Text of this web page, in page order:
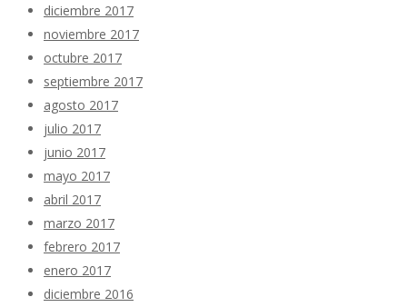
diciembre 2017
noviembre 2017
octubre 2017
septiembre 2017
agosto 2017
julio 2017
junio 2017
mayo 2017
abril 2017
marzo 2017
febrero 2017
enero 2017
diciembre 2016